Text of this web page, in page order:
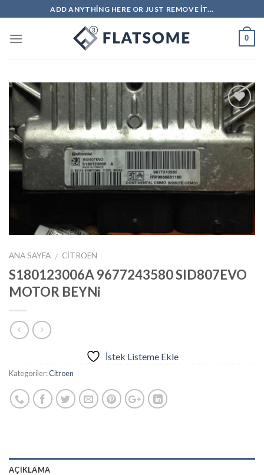
to
content
ADD ANYTHING HERE OR JUST REMOVE IT...
0
İstek
Listeme
ANA SAYFA / CITROEN
S180123006A 9677243580 SID807EVO
MOTOR BEYNi
İstek Listeme Ekle
Kategoriler:Citroen
AÇIKLAMA